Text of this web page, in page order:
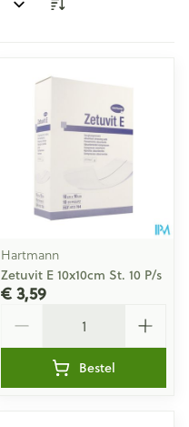
Hartmann
Zetuvit E 10x10cm St. 10 P/s
€ 3,59
Bestel